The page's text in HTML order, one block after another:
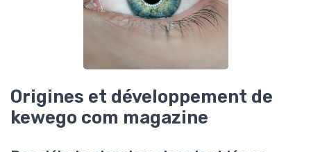
Origines et développement de
kewego com magazine